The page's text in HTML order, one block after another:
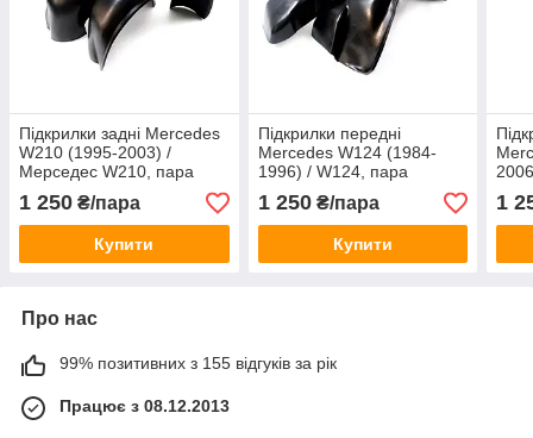
Підкрилки задні Mercedes
W210 (1995-2003) /
Мерседес W210, пара
1 250 ₴/пара
Купити
Підкрилки передні
Mercedes W124 (1984-
1996) / W124, пара
1 250₴/пара
Купити
1
Про нас
99% позитивних з 155 відгуків за рік
Працює з 08.12.2013